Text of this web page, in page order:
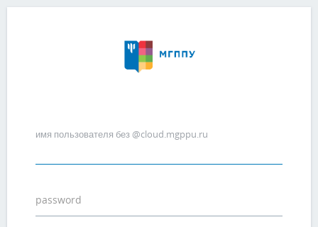
имя пользователя без @cloud.mgppu.ru
password